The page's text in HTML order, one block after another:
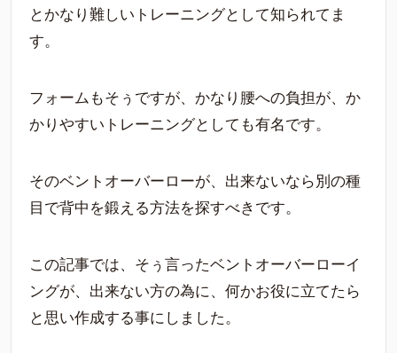
とかなり難しいトレーニングとして知られてま
す。
フォームもそぅですが、かなり腰への負担が、か
かりやすいトレーニングとしても有名です。
そのベントオーバーローが、出来ないなら別の種
目で背中を鍛える方法を探すべきです。
この記事では、そぅ言ったベントオーバーローイ
ングが、出来ない方の為に、何かお役に立てたら
と思い作成する事にしました。